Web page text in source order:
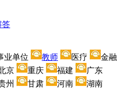
业单位 教师 医疗
金融
京 重庆 福建
广东
州 甘肃 河南
湖南